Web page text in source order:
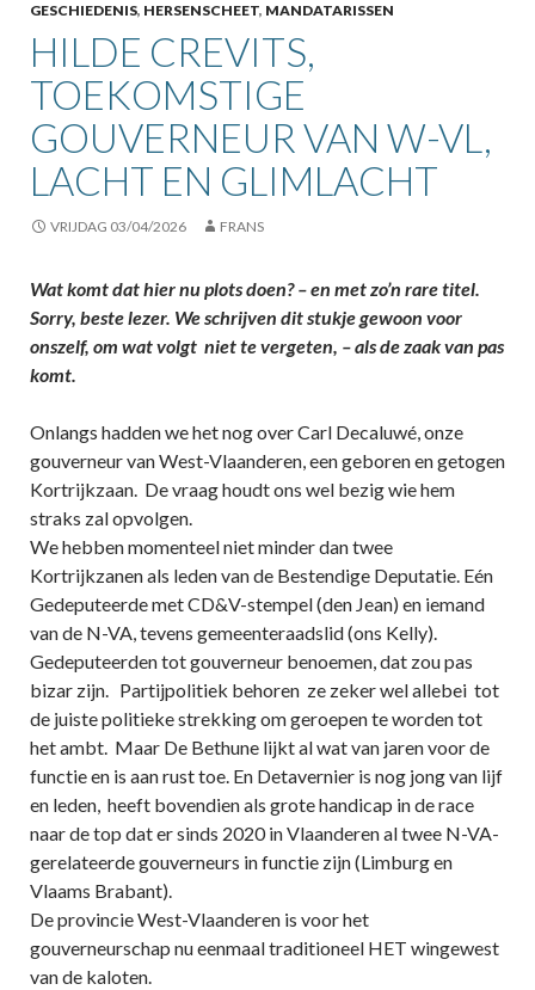
GESCHIEDENIS, HERSENSCHEET, MANDATARISSEN
HILDE CREVITS,
TOEKOMSTIGE
GOUVERNEUR VAN W-VL,
LACHT EN GLIMLACHT
VRIJDAG 03/04/2026 FRANS
Wat komt dat hier nu plots doen? – en met zo’n rare titel.
Sorry, beste lezer. We schrijven dit stukje gewoon voor
onszelf, om wat volgt niet te vergeten, – als de zaak van pas
komt.
Onlangs hadden we het nog over Carl Decaluwé, onze
gouverneur van West-Vlaanderen, een geboren en getogen
Kortrijkzaan. De vraag houdt ons wel bezig wie hem
straks zal opvolgen.
We hebben momenteel niet minder dan twee
Kortrijkzanen als leden van de Bestendige Deputatie. Eén
Gedeputeerde met CD&V-stempel (den Jean) en iemand
van de N-VA, tevens gemeenteraadslid (ons Kelly).
Gedeputeerden tot gouverneur benoemen, dat zou pas
bizar zijn. Partijpolitiek behoren ze zeker wel allebei tot
de juiste politieke strekking om geroepen te worden tot
het ambt. Maar De Bethune lijkt al wat van jaren voor de
functie en is aan rust toe. En Detavernier is nog jong van lijf
en leden, heeft bovendien als grote handicap in de race
naar de top dat er sinds 2020 in Vlaanderen al twee N-VA-
gerelateerde gouverneurs in functie zijn (Limburg en
Vlaams Brabant).
De provincie West-Vlaanderen is voor het
gouverneurschap nu eenmaal traditioneel HET wingewest
van de kaloten.